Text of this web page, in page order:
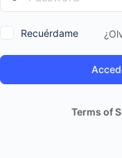
Recuérdame
Terms of